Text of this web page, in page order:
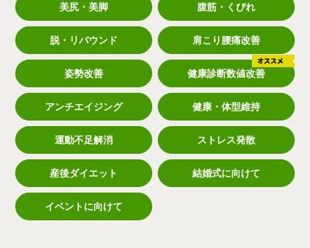
美尻・美脚 腹筋・くびれ
脱・リバウンド 肩こり腰痛改善
姿勢改善 健康診断数値改善
アンチエイジング 健康・体型維持
運動不足解消 ストレス発散
産後ダイエット 結婚式に向けて
イベントに向けて